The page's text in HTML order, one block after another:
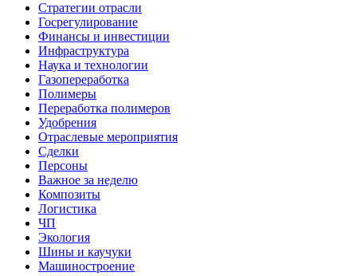
Стратегии отрасли
Госрегулирование
Финансы и инвестиции
Инфраструктура
Наука и технологии
Газопереработка
Полимеры
Переработка полимеров
Удобрения
Отраслевые мероприятия
Сделки
Персоны
Важное за неделю
Композиты
Логистика
ЧП
Экология
Шины и каучуки
Машиностроение